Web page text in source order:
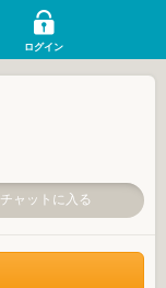
ログイン
チャットに入る